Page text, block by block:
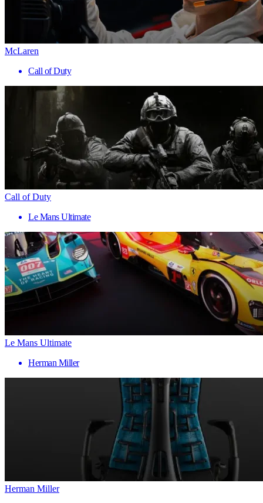
McLaren
Call of Duty
Call of Duty
Le Mans Ultimate
Le Mans Ultimate
Herman Miller
Herman Miller